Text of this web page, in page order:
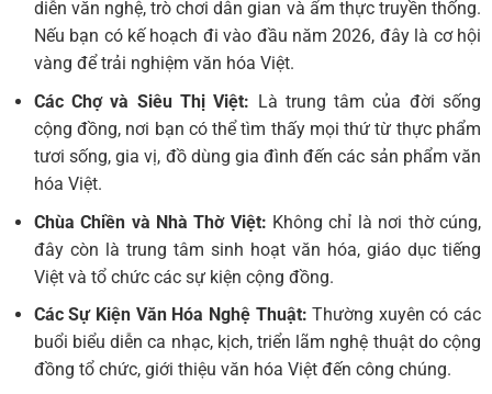
diễn văn nghệ, trò chơi dân gian và ẩm thực truyền thống.
Nếu bạn có kế hoạch đi vào đầu năm 2026, đây là cơ hội
vàng để trải nghiệm văn hóa Việt.
Các Chợ và Siêu Thị Việt: Là trung tâm của đời sống
cộng đồng, nơi bạn có thể tìm thấy mọi thứ từ thực phẩm
tươi sống, gia vị, đồ dùng gia đình đến các sản phẩm văn
hóa Việt.
Chùa Chiền và Nhà Thờ Việt: Không chỉ là nơi thờ cúng,
đây còn là trung tâm sinh hoạt văn hóa, giáo dục tiếng
Việt và tổ chức các sự kiện cộng đồng.
Các Sự Kiện Văn Hóa Nghệ Thuật: Thường xuyên có các
buổi biểu diễn ca nhạc, kịch, triển lãm nghệ thuật do cộng
đồng tổ chức, giới thiệu văn hóa Việt đến công chúng.